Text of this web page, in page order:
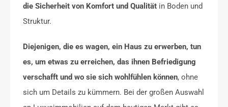
die Sicherheit von Komfort und Qualität in Boden und
Struktur.
Diejenigen, die es wagen, ein Haus zu erwerben, tun
es, um etwas zu erreichen, das ihnen Befriedigung
verschafft und wo sie sich wohlfühlen können, ohne
sich um Details zu kümmern. Bei der großen Auswahl